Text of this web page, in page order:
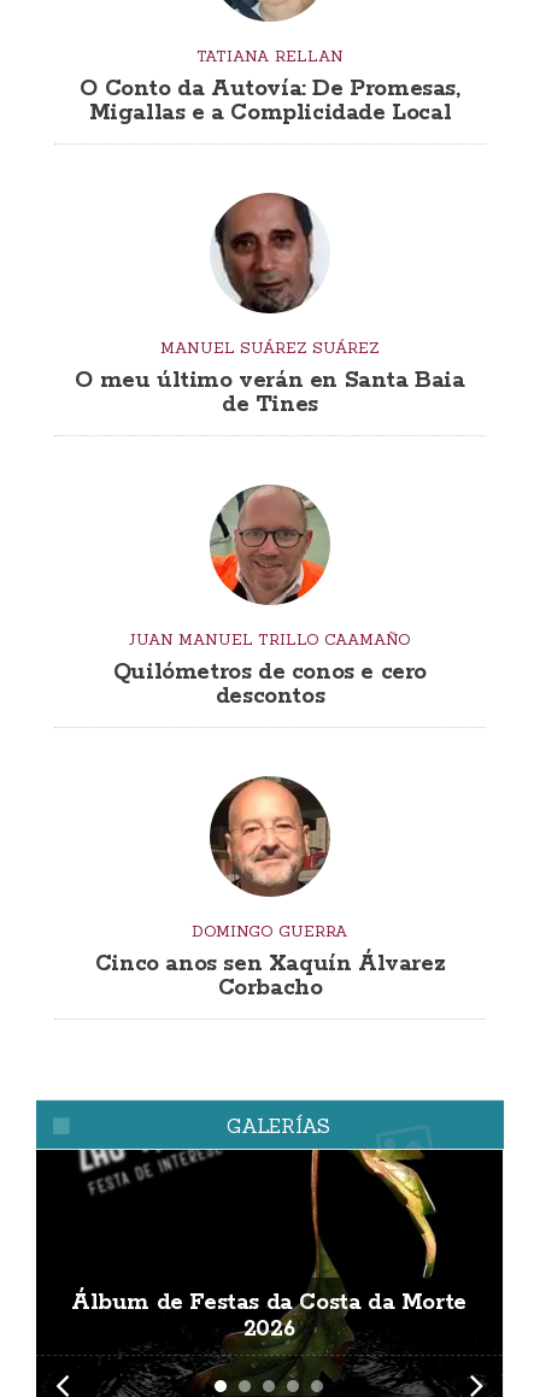
TATIANA RELLAN
O Conto da Autovía: De Promesas,
Migallas e a Complicidade Local
MANUEL SUÁREZ SUÁREZ
O meu último verán en Santa Baia
de Tines
JUAN MANUEL TRILLO CAAMAÑO
Quilómetros de conos e cero
descontos
DOMINGO GUERRA
Cinco anos sen Xaquín Álvarez
Corbacho
GALERÍAS
Álbum de Festas da Costa da Morte
2026